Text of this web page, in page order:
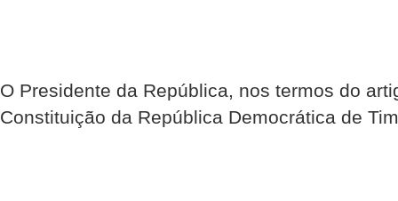
O Presidente da República, nos termos do
Constituição da República Democrática de